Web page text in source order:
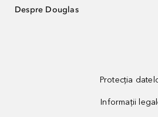
Despre Douglas
Protecția
Informații